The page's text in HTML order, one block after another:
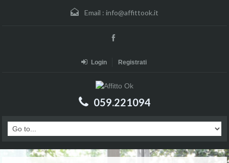
Email : info@affittook.it
Login Registrati
059.221094